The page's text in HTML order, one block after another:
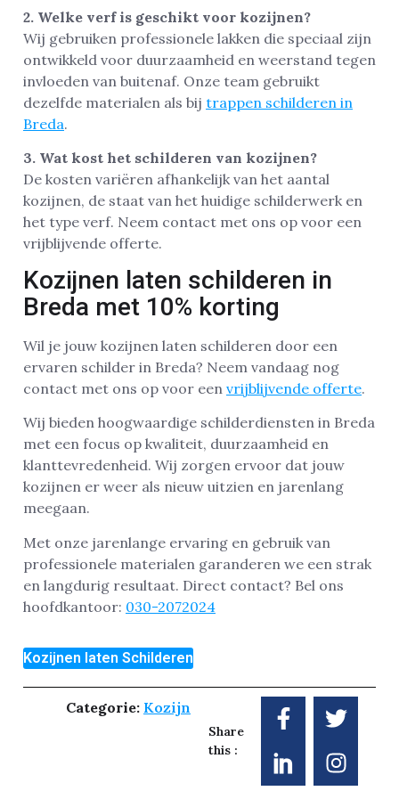
2. Welke verf is geschikt voor kozijnen?
Wij gebruiken professionele lakken die speciaal zijn
ontwikkeld voor duurzaamheid en weerstand tegen
invloeden van buitenaf. Onze team gebruikt
dezelfde materialen als bij trappen schilderen in
Breda.
3. Wat kost het schilderen van kozijnen?
De kosten variëren afhankelijk van het aantal
kozijnen, de staat van het huidige schilderwerk en
het type verf. Neem contact met ons op voor een
vrijblijvende offerte.
Kozijnen laten schilderen in
Breda met 10% korting
Wil je jouw kozijnen laten schilderen door een
ervaren schilder in Breda? Neem vandaag nog
contact met ons op voor een vrijblijvende offerte.
Wij bieden hoogwaardige schilderdiensten in Breda
met een focus op kwaliteit, duurzaamheid en
klanttevredenheid. Wij zorgen ervoor dat jouw
kozijnen er weer als nieuw uitzien en jarenlang
meegaan.
Met onze jarenlange ervaring en gebruik van
professionele materialen garanderen we een strak
en langdurig resultaat. Direct contact? Bel ons
hoofdkantoor: 030-2072024
Kozijnen laten Schilderen
Categorie: Kozijn
Share
this :